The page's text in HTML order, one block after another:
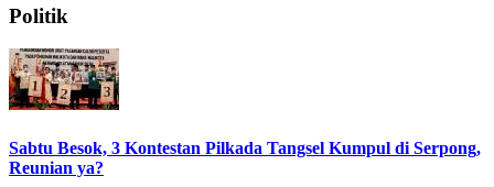
Politik
Sabtu Besok, 3 Kontestan Pilkada Tangsel Kumpul di Serpong,
Reunian ya?